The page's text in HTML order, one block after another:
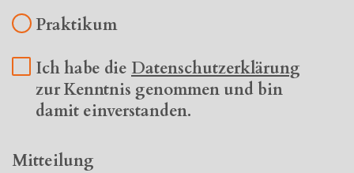
Praktikum
Ich habe die Datenschutzerklärung
zur Kenntnis genommen und bin
damit einverstanden.
Mitteilung